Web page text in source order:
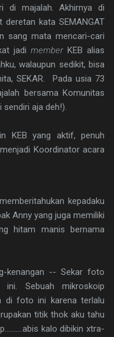
di majalah. Akhirnya di
kata SEMANGAT
sang mata mencari-cari
jadi memberKEB alias
walaupun sedikit, bisa
SEKAR. Pada usia 73
bersama Komunitas
sendiri aja deh!).
KEB yang aktif, penuh
Koordinator acara
kepadaku
Anny yang juga memiliki
hitam manis bernama
kenangan -- Sekar foto
Sebuah mikroskoip
di foto ini karena terlalu
titik thok aku tahu
kalo dibikin xtra-